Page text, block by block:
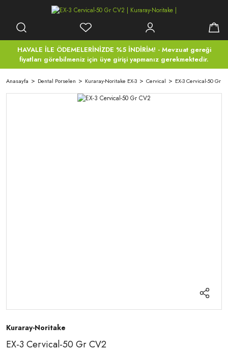
HAVALE İLE ÖDEMELERİNİZDE %5 İNDİRİM! - Mevzuat gereği
fiyatları görebilmeniz için üye girişi yapmanız gerekmektedir.
Anasayfa Dental Porselen Kuraray-Noritake EX-3 Cervical EX-3 Cervical-50 Gr
Kuraray-Noritake
EX-3 Cervical-50 Gr CV2